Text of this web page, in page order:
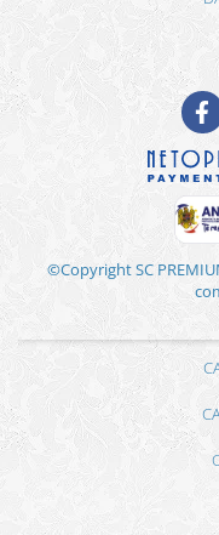
©Copyright SC